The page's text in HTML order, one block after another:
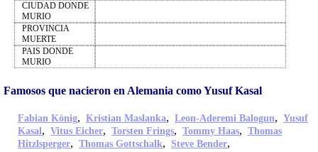
CIUDAD DONDE
MURIO
PROVINCIA
MUERTE
PAIS DONDE
MURIO
Famosos que nacieron en Alemania como Yusuf Kasal
Fabian König, Kristian Maslanka, Leon-Aderemi Balogun, Yusuf
Kasal, Vitus Eicher, Torsten Frings, Tommy Haas, Thomas
Hitzlsperger, Thomas Gottschalk, Steve Bender,